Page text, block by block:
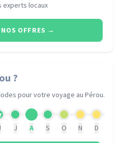
experts locaux
OFFRES →
?
pour votre voyage au Pérou.
J A S O N D